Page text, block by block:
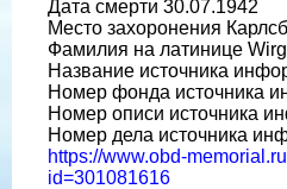
Дата смерти 30.07.1942
Место захоронения
Фамилия на латинице
Название источника
Номер фонда источника
Номер описи источника
Номер дела источника
https://www.obd-
id=301081616